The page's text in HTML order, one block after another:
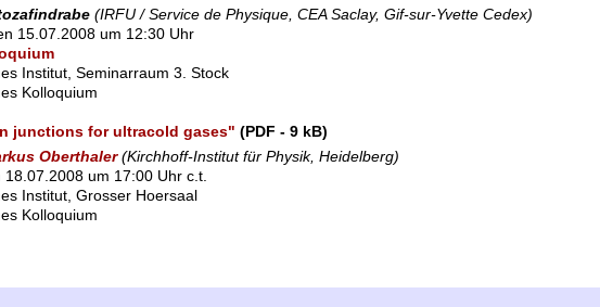
(IRFU / Service de Physique, CEA Saclay, Gif-sur-Yvette Cedex)
15.07.2008 um 12:30 Uhr
Institut, Seminarraum 3. Stock
Kolloquium
junctions for ultracold gases" (PDF - 9 kB)
Oberthaler (Kirchhoff-Institut für Physik, Heidelberg)
18.07.2008 um 17:00 Uhr c.t.
Institut, Grosser Hoersaal
Kolloquium